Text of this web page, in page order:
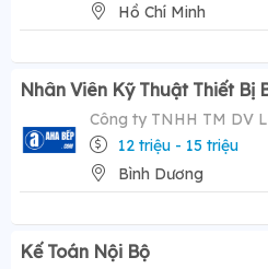
Hồ Chí Minh
Nhân Viên Kỹ Thuật Thiết Bị
Công ty TNHH TM DV
12 triệu - 15 triệu
Bình Dương
Kế Toán Nội Bộ